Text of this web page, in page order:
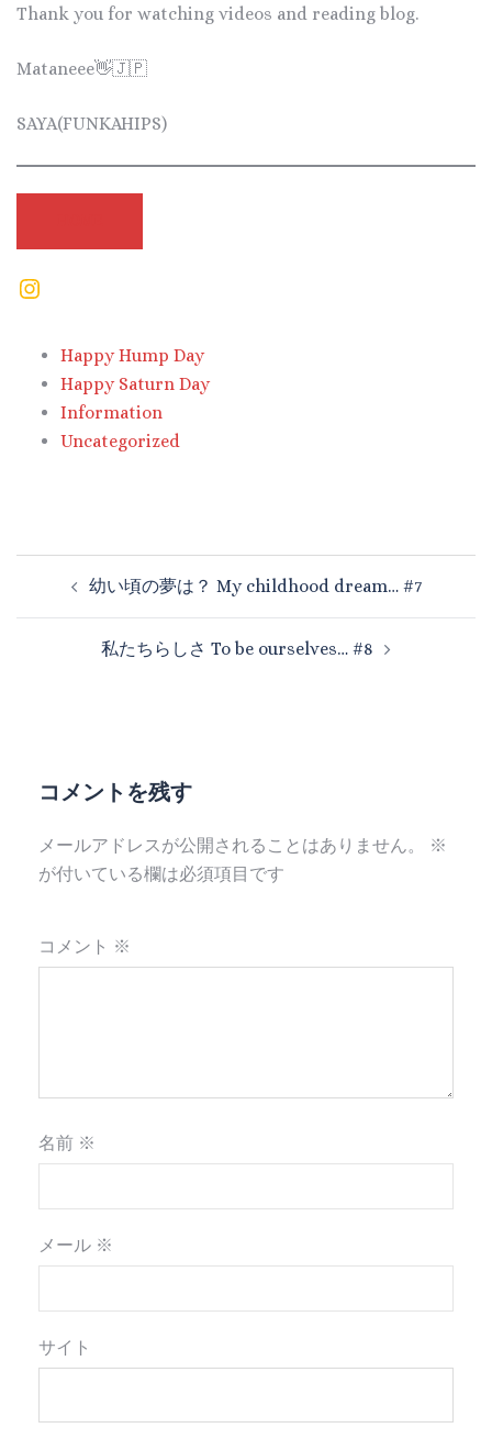
Thank you for watching videos and reading blog.
Mataneee👋🇯🇵
SAYA(FUNKAHIPS)
Happy Hump Day
Happy Saturn Day
Information
Uncategorized
幼い頃の夢は？ My childhood dream… #7
私たちらしさ To be ourselves… #8
コメントを残す
メールアドレスが公開されることはありません。
※
が付いている欄は必須項目です
コメント ※
名前 ※
メール ※
サイト